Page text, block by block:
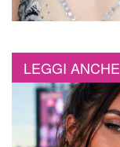
LEGGI ANCHE